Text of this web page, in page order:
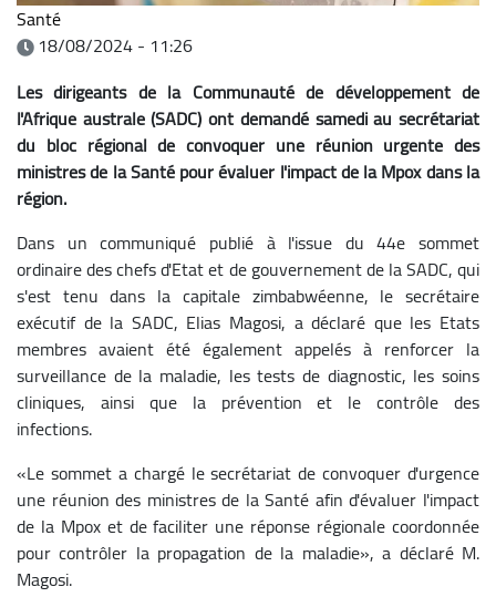
Santé
18/08/2024 - 11:26
Les dirigeants de la Communauté de développement de
l'Afrique australe (SADC) ont demandé samedi au secrétariat
du bloc régional de convoquer une réunion urgente des
ministres de la Santé pour évaluer l'impact de la Mpox dans la
région.
Dans un communiqué publié à l'issue du 44e sommet
ordinaire des chefs d'Etat et de gouvernement de la SADC, qui
s'est tenu dans la capitale zimbabwéenne, le secrétaire
exécutif de la SADC, Elias Magosi, a déclaré que les Etats
membres avaient été également appelés à renforcer la
surveillance de la maladie, les tests de diagnostic, les soins
cliniques, ainsi que la prévention et le contrôle des
infections.
«Le sommet a chargé le secrétariat de convoquer d'urgence
une réunion des ministres de la Santé afin d'évaluer l'impact
de la Mpox et de faciliter une réponse régionale coordonnée
pour contrôler la propagation de la maladie», a déclaré M.
Magosi.